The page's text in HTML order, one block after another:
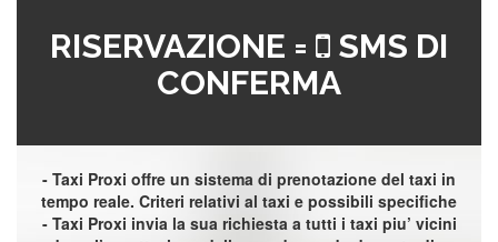
RISERVAZIONE =
SMS DI
CONFERMA
- Taxi Proxi offre un sistema di prenotazione del taxi in
tempo reale. Criteri relativi al taxi e possibili specifiche
- Taxi Proxi invia la sua richiesta a tutti i taxi piu’ vicini